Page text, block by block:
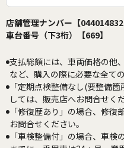
店舗管理ナンバー【
車台番号（下3桁）【669】
支払総額には、車両価格の他
など、購入の際に必要な全て
「定期点検整備なし(要整備
しては、販売店へお問合せく
「修復歴あり」の場合、修
お問合せください。
「車検整備付」の場合、車